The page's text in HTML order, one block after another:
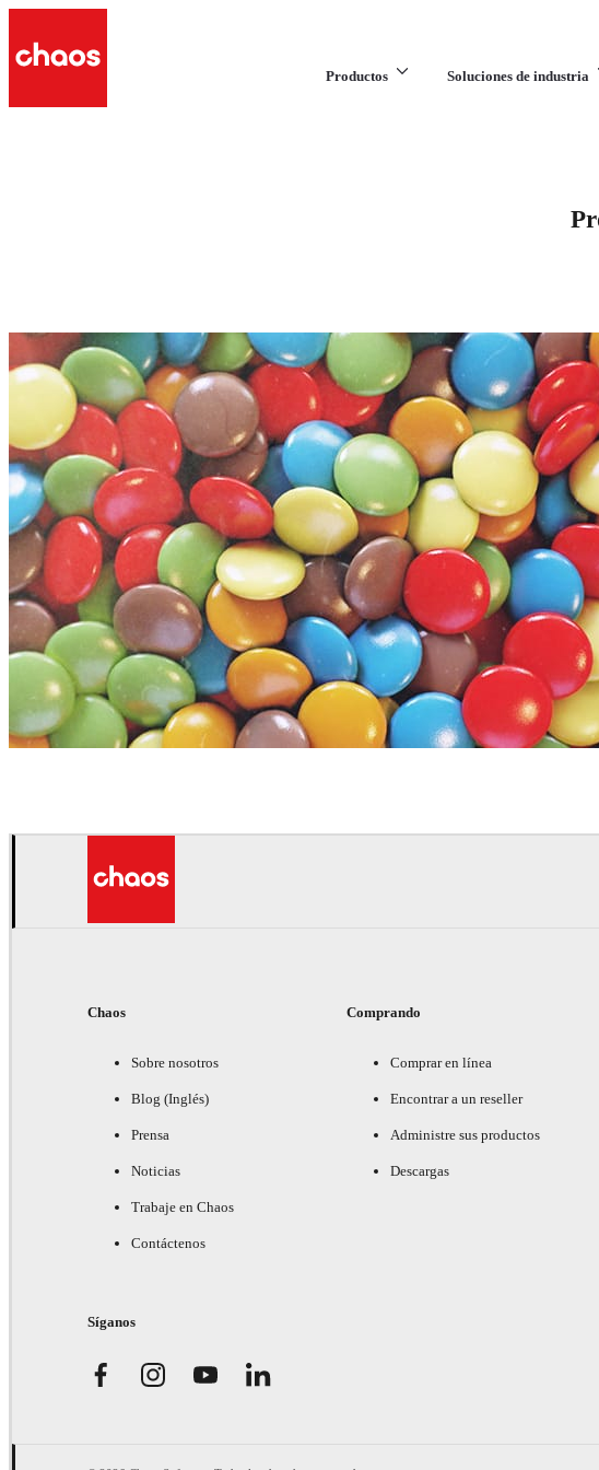
Productos Soluciones de industria
Chaos
Sobre nosotros
Blog (Inglés)
Prensa
Noticias
Trabaje en Chaos
Contáctenos
Comprando
Comprar en línea
Encontrar a un reseller
Administre sus productos
Descargas
Síganos